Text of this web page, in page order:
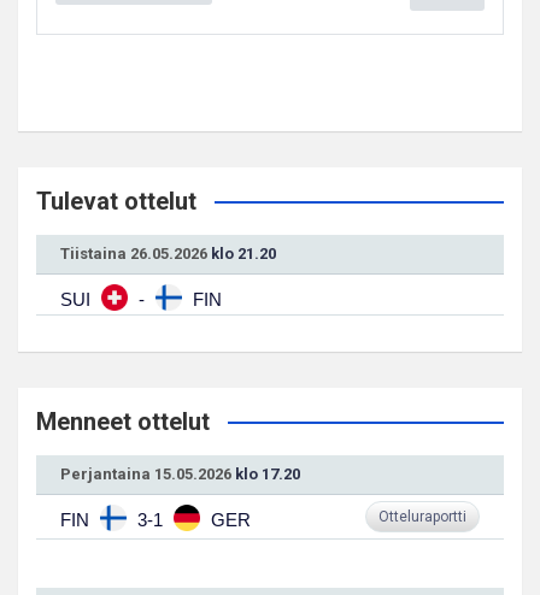
Tulevat ottelut
Tiistaina 26.05.2026 klo 21.20
SUI - FIN
Menneet ottelut
Perjantaina 15.05.2026 klo 17.20
FIN 3-1 GER Otteluraportti